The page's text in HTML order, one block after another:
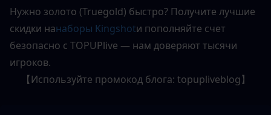
Нужно золото (Truegold) быстро? Получите лучшие
скидки нанаборы Kingshotи пополняйте счет
безопасно с TOPUPlive — нам доверяют тысячи
игроков.
【Используйте промокод блога: topupliveblog】